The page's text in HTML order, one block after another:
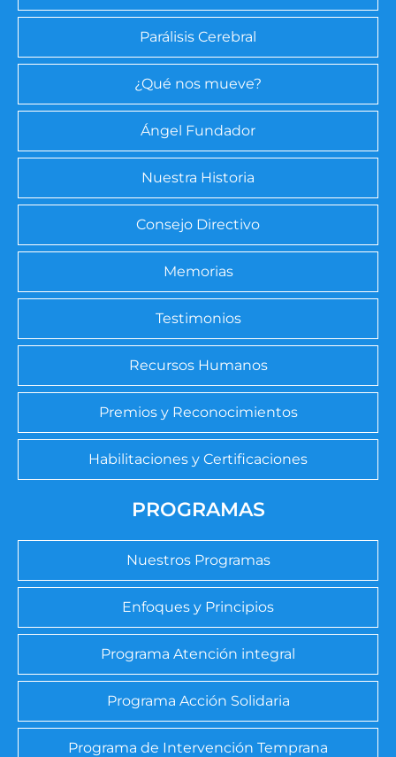
Parálisis Cerebral
¿Qué nos mueve?
Ángel Fundador
Nuestra Historia
Consejo Directivo
Memorias
Testimonios
Recursos Humanos
Premios y Reconocimientos
Habilitaciones y Certificaciones
PROGRAMAS
Nuestros Programas
Enfoques y Principios
Programa Atención integral
Programa Acción Solidaria
Programa de Intervención Temprana